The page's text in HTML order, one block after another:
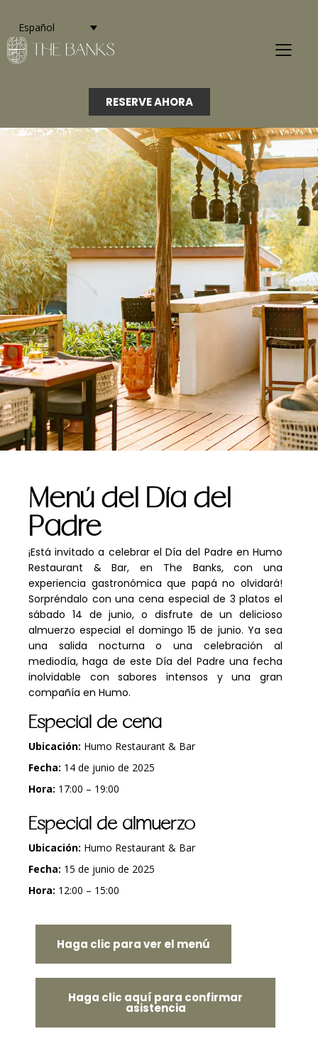
Español
RESERVE AHORA
Menú del Día del
Padre
¡Está invitado a celebrar el Día del Padre en Humo
Restaurant & Bar, en The Banks, con una
experiencia gastronómica que papá no olvidará!
Sorpréndalo con una cena especial de 3 platos el
sábado 14 de junio, o disfrute de un delicioso
almuerzo especial el domingo 15 de junio. Ya sea
una salida nocturna o una celebración al
mediodía, haga de este Día del Padre una fecha
inolvidable con sabores intensos y una gran
compañía en Humo.
Especial de cena
Ubicación: Humo Restaurant & Bar
Fecha: 14 de junio de 2025
Hora: 17:00 – 19:00
Especial de almuerzo
Ubicación: Humo Restaurant & Bar
Fecha: 15 de junio de 2025
Hora: 12:00 – 15:00
Haga clic para ver el menú
Haga clic aquí para confirmar
asistencia